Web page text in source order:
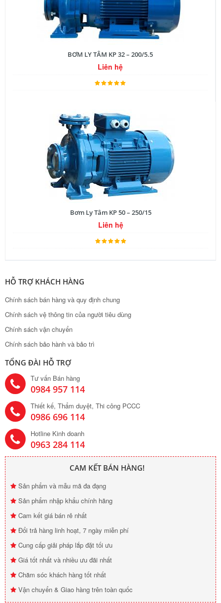
BƠM LY TÂM KP 32 – 200/5.5
Liên hệ
Bơm Ly Tâm KP 50 – 250/15
Liên hệ
HỖ TRỢ KHÁCH HÀNG
Chính sách bán hàng và quy định chung
Chính sách vệ thông tin của người tiêu dùng
Chính sách vận chuyển
Chính sách bảo hành và bảo trì
TỔNG ĐÀI HỖ TRỢ
Tư vấn Bán hàng
0984 957 114
Thiết kế, Thẩm duyệt, Thi công PCCC
0986 696 114
Hotline Kinh doanh
0963 284 114
CAM KẾT BÁN HÀNG!
Sản phẩm và mẫu mã đa đạng
Sản phẩm nhập khẩu chính hãng
Cam kết giá bán rẻ nhất
Đổi trả hàng linh hoạt, 7 ngày miễn phí
Cung cấp giải pháp lắp đặt tối ưu
Giá tốt nhất và nhiều ưu đãi nhất
Chăm sóc khách hàng tốt nhất
Vận chuyển & Giao hàng trên toàn quốc